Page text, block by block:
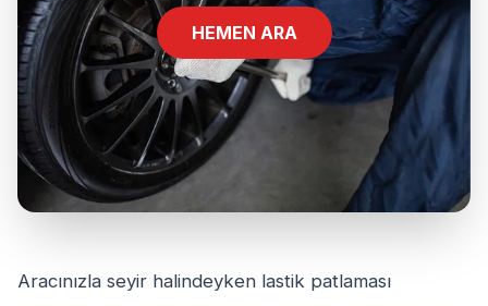
HEMEN ARA
Aracınızla seyir halindeyken lastik patlaması